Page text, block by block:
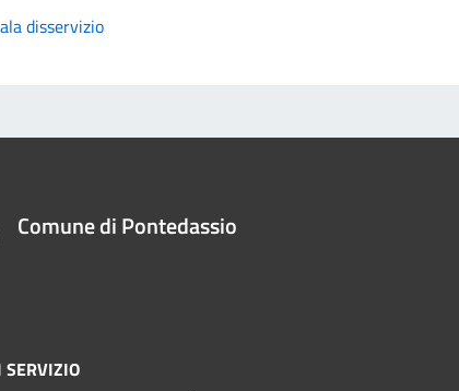
disservizio
Comune di Pontedassio
SERVIZIO